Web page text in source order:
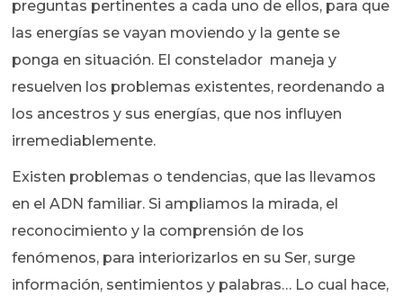
preguntas pertinentes a cada uno de ellos, para que
las energías se vayan moviendo y la gente se
ponga en situación. El constelador maneja y
resuelven los problemas existentes, reordenando a
los ancestros y sus energías, que nos influyen
irremediablemente.
Existen problemas o tendencias, que las llevamos
en el ADN familiar. Si ampliamos la mirada, el
reconocimiento y la comprensión de los
fenómenos, para interiorizarlos en su Ser, surge
información, sentimientos y palabras… Lo cual hace,